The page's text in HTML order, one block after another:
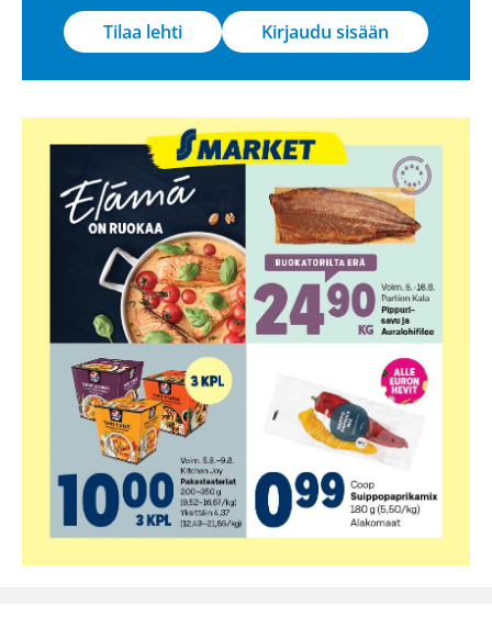
Tilaa lehti Kirjaudu sisään